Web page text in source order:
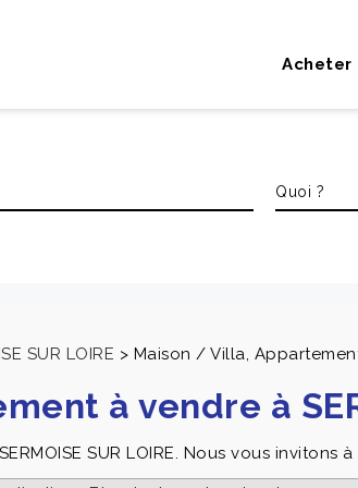
Acheter
SUR LOIRE > Maison / Villa, Appartement
à vendre à
SUR LOIRE. Nous vous invitons